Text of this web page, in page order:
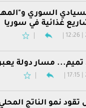
السوري
غذائية في سوريا
مسار دولة
تقود نمو الناتج